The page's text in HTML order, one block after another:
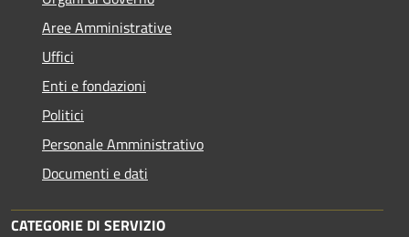
Aree Amministrative
Uffici
Enti e fondazioni
Politici
Personale Amministrativo
Documenti e dati
CATEGORIE DI SERVIZIO